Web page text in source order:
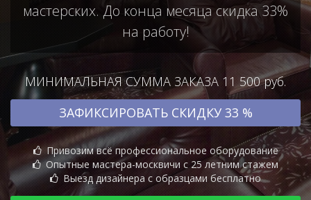
мастерских. До конца месяца скидка 33%
на работу!
МИНИМАЛЬНАЯ СУММА ЗАКАЗА 11 500 руб.
ЗАФИКСИРОВАТЬ СКИДКУ 33 %
Привозим всё профессиональное оборудование
Опытные мастера-москвичи с 25 летним стажем
Выезд дизайнера с образцами бесплатно